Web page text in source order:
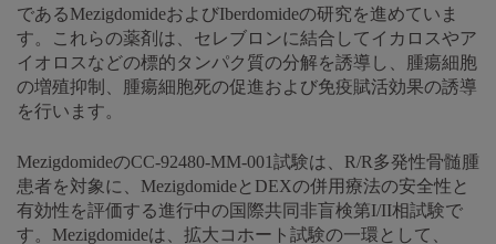
であるMezigdomideおよびIberdomideの研究を進めていま
す。これらの薬剤は、セレブロンに結合してイカロスやア
イオロスなどの標的タンパク質の分解を誘導し、腫瘍細胞
の増殖抑制、腫瘍細胞死の促進および免疫賦活効果の誘導
を行います。
MezigdomideのCC-92480-MM-001試験は、R/R多発性骨髄腫
患者を対象に、MezigdomideとDEXの併用療法の安全性と
有効性を評価する進行中の国際共同非盲検第I/II相試験で
す。Mezigdomideは、拡大コホート試験の一環として、